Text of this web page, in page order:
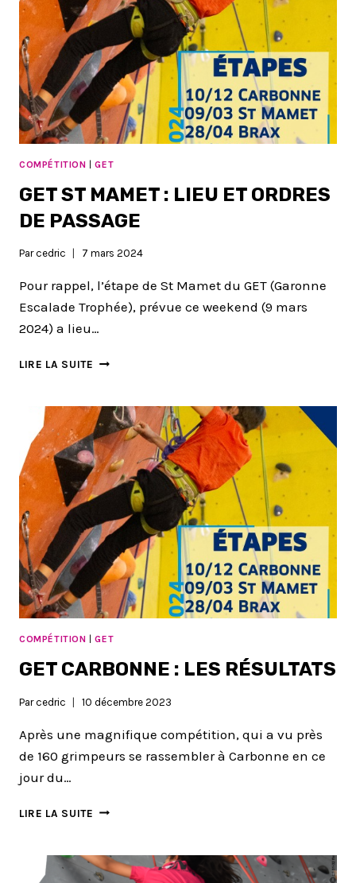
COMPÉTITION |GET
GET ST MAMET : LIEU ET ORDRES
DE PASSAGE
Par cedric 7 mars 2024
Pour rappel, l’étape de St Mamet du GET (Garonne
Escalade Trophée), prévue ce weekend (9 mars
2024) a lieu…
LIRE LA SUITE GET
:
LIEU
ET
ORDRES
DE
PASSAGE
COMPÉTITION |GET
GET CARBONNE : LES RÉSULTATS
Par cedric 10 décembre 2023
Après une magnifique compétition, qui a vu près
de 160 grimpeurs se rassembler à Carbonne en ce
jour du…
LIRE LA SUITE GET
LES
RÉSULTATS